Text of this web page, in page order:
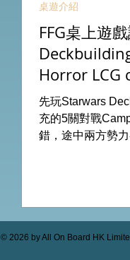
FFG桌上遊
Horror LCG
先玩Starwars
充的5關對戰
錯，途中兩方勢
全天的FFG桌遊
On Board HK棋
桌遊介紹
© 2026 by All On Board HK